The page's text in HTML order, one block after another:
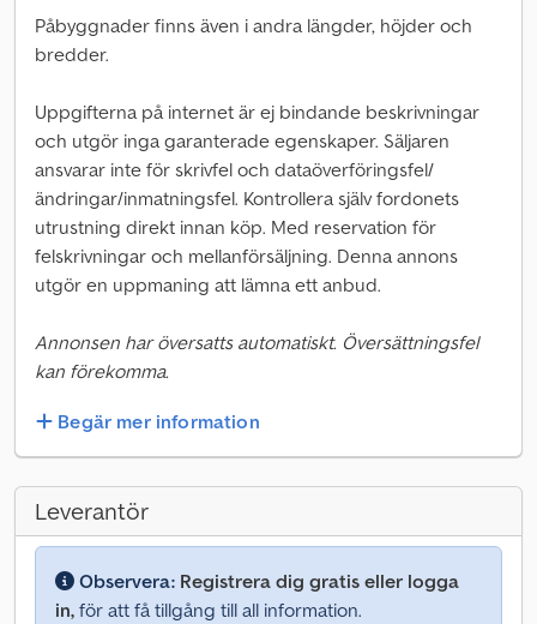
Påbyggnader finns även i andra längder, höjder och
bredder.
Uppgifterna på internet är ej bindande beskrivningar
och utgör inga garanterade egenskaper. Säljaren
ansvarar inte för skrivfel och dataöverföringsfel/
ändringar/inmatningsfel. Kontrollera själv fordonets
utrustning direkt innan köp. Med reservation för
felskrivningar och mellanförsäljning. Denna annons
utgör en uppmaning att lämna ett anbud.
Annonsen har översatts automatiskt. Översättningsfel
kan förekomma.
Begär mer information
Leverantör
Observera: Registrera dig gratis eller logga
in, för att få tillgång till all information.